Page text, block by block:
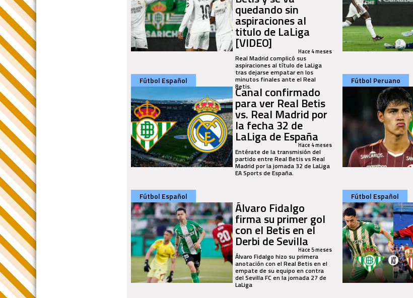
quedando sin
aspiraciones al
titulo de LaLiga
[VIDEO] Hace 4 meses
Real Madrid complicó sus
aspiraciones al título de LaLiga
tras dejarse empatar en los
minutos finales ante el Real
Betis.
Fútbol Español
Canal confirmado
para ver Real Betis
vs. Real Madrid por
la fecha 32 de
LaLiga de España
Hace 4 meses
Entérate de la transmisión del
partido entre Real Betis vs Real
Madrid por la jornada 32 de LaLiga
EA Sports de España.
Fútbol Peruano
Fútbol Español
Álvaro Fidalgo
firma su primer gol
con el Betis en el
Derbi de SevillaHace 5 meses
Álvaro Fidalgo hizo su primera
anotación con el Real Betis en el
empate de su equipo en contra
del Sevilla FC en la jornada 27 de
LaLiga
Fútbol Español